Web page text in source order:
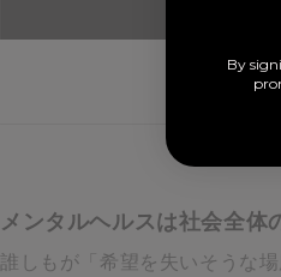
メンタルヘルスは社会全体
誰しもが「希望を失いそうな
By